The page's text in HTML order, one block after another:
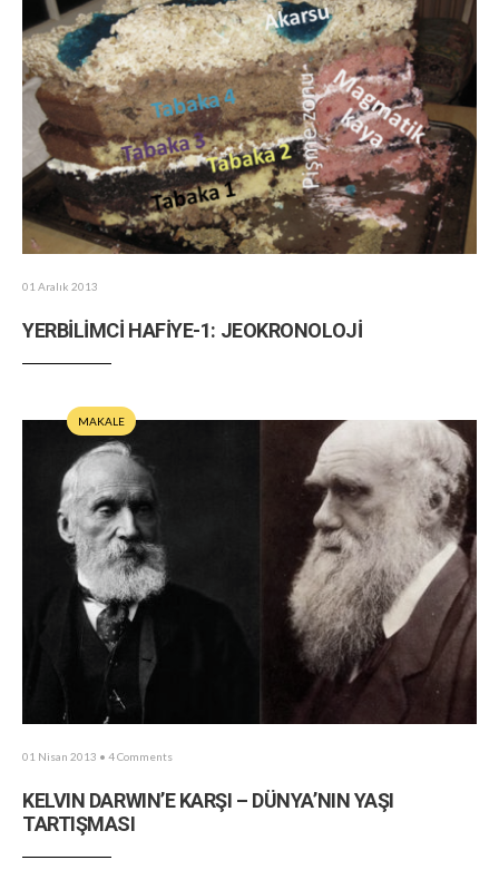
01 Aralık 2013
YERBİLİMCİ HAFİYE-1: JEOKRONOLOJİ
MAKALE
01 Nisan 2013 • 4 Comments
KELVIN DARWIN’E KARŞI – DÜNYA’NIN YAŞI
TARTIŞMASI